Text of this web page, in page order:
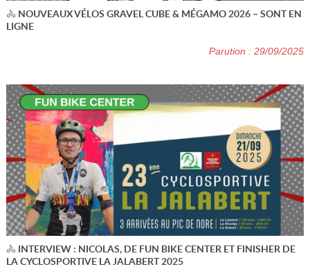
🚴 NOUVEAUX VÉLOS GRAVEL CUBE & MÉGAMO 2026 – SONT EN
LIGNE
Parution : 29/09/2025
🚴 INTERVIEW : NICOLAS, DE FUN BIKE CENTER ET FINISHER DE
LA CYCLOSPORTIVE LA JALABERT 2025